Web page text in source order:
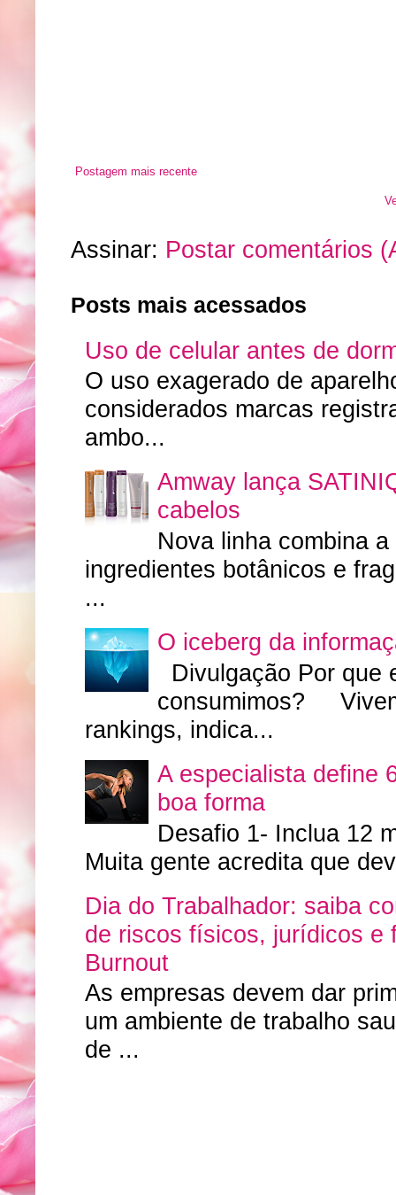
Postagem mais recente
Assinar: Postar comentários
Posts mais acessados
Uso de celular antes de
O uso exagerado de
considerados marcas
ambo...
Amway lança
cabelos
Nova linha combina
ingredientes botânicos e
...
O iceberg da
Divulgação Por que
consumimos?
rankings, indica...
A especialista define
boa forma
Desafio 1- Inclua 12
Muita gente acredita que
Dia do Trabalhador: saiba
de riscos físicos, jurídicos e
Burnout
As empresas devem dar
um ambiente de trabalho
de ...